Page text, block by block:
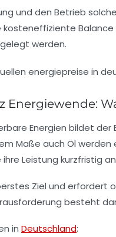
und den Betrieb
werden.
Energiewende:
Energien bildet
Maße auch Öl
Leistung kurzfristig
Ziel und erfordert
besteht
in Deutschland: